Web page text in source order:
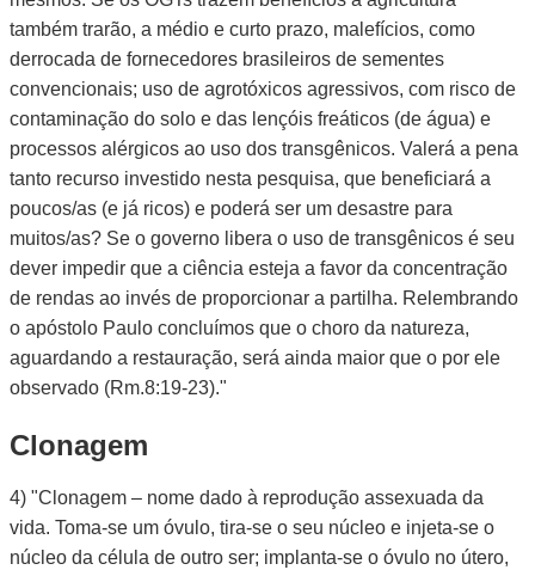
também trarão, a médio e curto prazo, malefícios, como
derrocada de fornecedores brasileiros de sementes
convencionais; uso de agrotóxicos agressivos, com risco de
contaminação do solo e das lençóis freáticos (de água) e
processos alérgicos ao uso dos transgênicos. Valerá a pena
tanto recurso investido nesta pesquisa, que beneficiará a
poucos/as (e já ricos) e poderá ser um desastre para
muitos/as? Se o governo libera o uso de transgênicos é seu
dever impedir que a ciência esteja a favor da concentração
de rendas ao invés de proporcionar a partilha. Relembrando
o apóstolo Paulo concluímos que o choro da natureza,
aguardando a restauração, será ainda maior que o por ele
observado (Rm.8:19-23)."
Clonagem
4) "Clonagem – nome dado à reprodução assexuada da
vida. Toma-se um óvulo, tira-se o seu núcleo e injeta-se o
núcleo da célula de outro ser; implanta-se o óvulo no útero,